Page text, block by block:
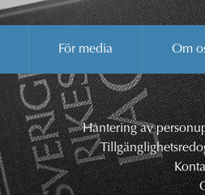
För media Om
Hantering av